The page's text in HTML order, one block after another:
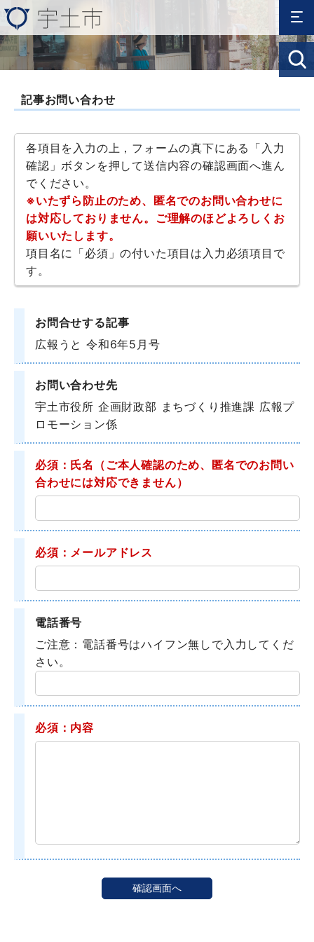
記事お問い合わせ
各項目を入力の上，フォームの真下にある「入力
確認」ボタンを押して送信内容の確認画面へ進ん
でください。
※いたずら防止のため、匿名でのお問い合わせに
は対応しておりません。ご理解のほどよろしくお
願いいたします。
項目名に「必須」の付いた項目は入力必須項目で
す。
お問合せする記事
広報うと 令和6年5月号
お問い合わせ先
宇土市役所 企画財政部 まちづくり推進課 広報プ
ロモーション係
必須：氏名
（ご本人確認のため、匿名でのお問い
合わせには対応できません）
必須：メールアドレス
電話番号
ご注意：電話番号はハイフン無しで入力してくだ
さい。
必須：内容